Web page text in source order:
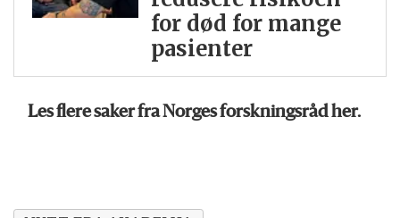
for død for mange
pasienter
Les flere saker fra Norges forskningsråd her.